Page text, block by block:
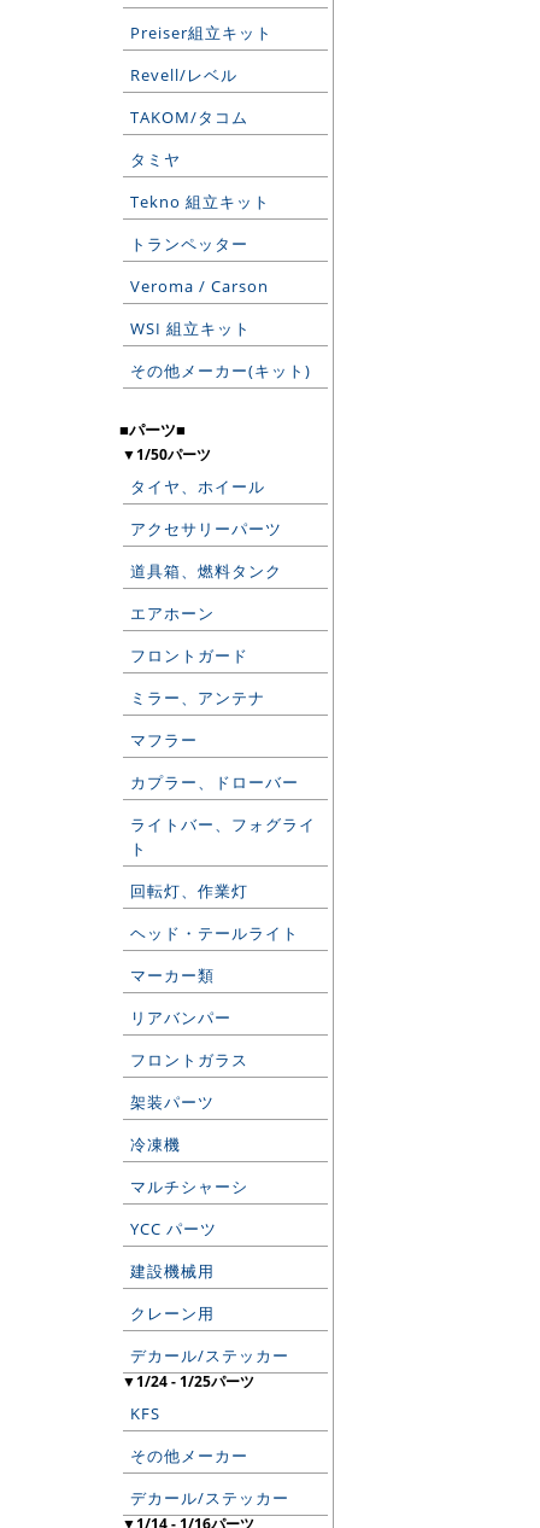
Preiser組立キット
Revell/レベル
TAKOM/タコム
タミヤ
Tekno 組立キット
トランペッター
Veroma / Carson
WSI 組立キット
その他メーカー(キット)
■パーツ■
▼1/50パーツ
タイヤ、ホイール
アクセサリーパーツ
道具箱、燃料タンク
エアホーン
フロントガード
ミラー、アンテナ
マフラー
カプラー、ドローバー
ライトバー、フォグライ
ト
回転灯、作業灯
ヘッド・テールライト
マーカー類
リアバンパー
フロントガラス
架装パーツ
冷凍機
マルチシャーシ
YCC パーツ
建設機械用
クレーン用
デカール/ステッカー
▼1/24 - 1/25パーツ
KFS
その他メーカー
デカール/ステッカー
▼1/14 - 1/16パーツ